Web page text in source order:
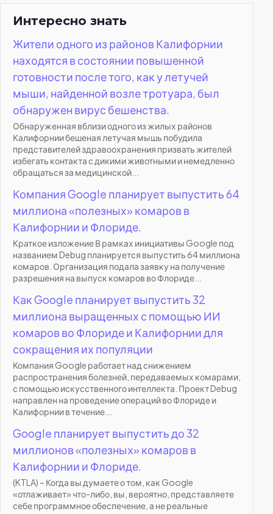
Интересно знать
Жители одного из районов Калифорнии
находятся в состоянии повышенной
готовности после того, как у летучей
мыши, найденной возле тротуара, был
обнаружен вирус бешенства.
Обнаруженная вблизи одного из жилых районов
Калифорнии бешеная летучая мышь побудила
представителей здравоохранения призвать жителей
избегать контакта с дикими животными и немедленно
обращаться за медицинской...
Компания Google планирует выпустить 64
миллиона «полезных» комаров в
Калифорнии и Флориде.
Краткое изложение В рамках инициативы Google под
названием Debug планируется выпустить 64 миллиона
комаров. Организация подала заявку на получение
разрешения на выпуск комаров во Флориде...
Как Google планирует выпустить 32
миллиона выращенных с помощью ИИ
комаров во Флориде и Калифорнии для
сокращения их популяции
Компания Google работает над снижением
распространения болезней, передаваемых комарами,
с помощью искусственного интеллекта. Проект Debug
направлен на проведение операций во Флориде и
Калифорнии в течение...
Google планирует выпустить до 32
миллионов «полезных» комаров в
Калифорнии и Флориде.
(KTLA) – Когда вы думаете о том, как Google
«отлаживает» что-либо, вы, вероятно, представляете
себе программное обеспечение, а не реальные